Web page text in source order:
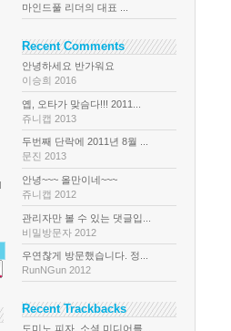
마인드풀 리더의 대표 ...
Recent Comments
안녕하세요 반가워요
이승희 2016
옙, 오타가 맞슴다!!! 2011...
쥬니캡 2013
두번째 단락에 2011년 8월 ...
문진 2013
안녕~~~ 올만이네~~~
쥬니캡 2012
관리자만 볼 수 있는 댓글입...
비밀방문자 2012
우연찮게 방문했습니다. 정...
RunNGun 2012
Recent Trackbacks
도미노 피자, 소셜 미디어를...